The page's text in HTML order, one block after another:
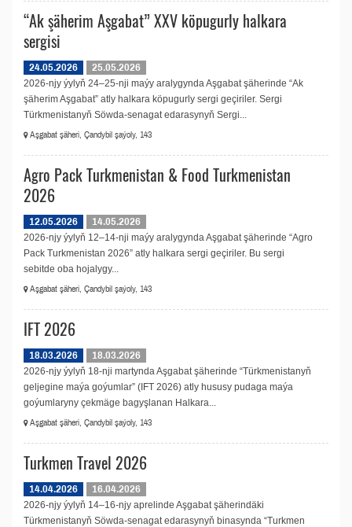
“Ak şäherim Aşgabat” XXV köpugurly halkara
sergisi
24.05.2026
25.05.2026
2026-njy ýylyň 24–25-nji maýy aralygynda Aşgabat şäherinde “Ak
şäherim Aşgabat” atly halkara köpugurly sergi geçiriler. Sergi
Türkmenistanyň Söwda-senagat edarasynyň Sergi...
Aşgabat şäheri, Çandybil şaýoly, 143
Agro Pack Turkmenistan & Food Turkmenistan
2026
12.05.2026
14.05.2026
2026-njy ýylyň 12–14-nji maýy aralygynda Aşgabat şäherinde “Agro
Pack Turkmenistan 2026” atly halkara sergi geçiriler. Bu sergi
sebitde oba hojalygy...
Aşgabat şäheri, Çandybil şaýoly, 143
IFT 2026
18.03.2026
18.03.2026
2026-njy ýylyň 18-nji martynda Aşgabat şäherinde “Türkmenistanyň
geljegine maýa goýumlar” (IFT 2026) atly hususy pudaga maýa
goýumlaryny çekmäge bagyşlanan Halkara...
Aşgabat şäheri, Çandybil şaýoly, 143
Turkmen Travel 2026
14.04.2026
16.04.2026
2026-njy ýylyň 14–16-njy aprelinde Aşgabat şäherindäki
Türkmenistanyň Söwda-senagat edarasynyň binasynda “Turkmen